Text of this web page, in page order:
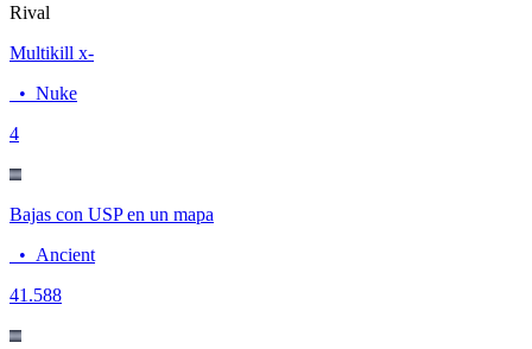
Rival
Multikill x-
• Nuke
4
Bajas con USP en un mapa
• Ancient
41.588